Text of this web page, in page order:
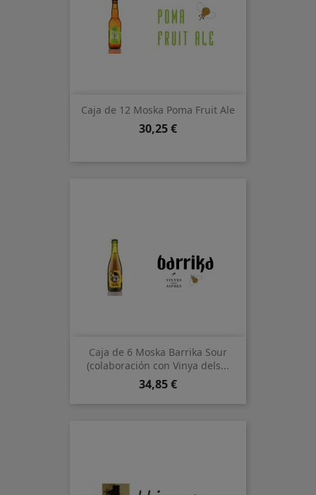
Caja de 12 Moska Poma Fruit Ale
Precio
30,25 €
Caja de 6 Moska Barrika Sour
(colaboración con Vinya dels...
Precio
34,85 €